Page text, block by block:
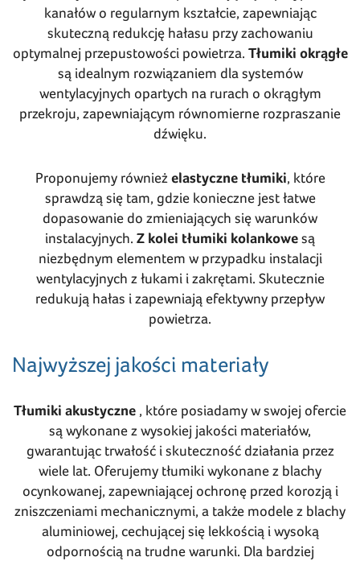
kanałów o regularnym kształcie, zapewniając
skuteczną redukcję hałasu przy zachowaniu
optymalnej przepustowości powietrza. Tłumiki okrągłe
są idealnym rozwiązaniem dla systemów
wentylacyjnych opartych na rurach o okrągłym
przekroju, zapewniającym równomierne rozpraszanie
dźwięku.
Proponujemy również elastyczne tłumiki, które
sprawdzą się tam, gdzie konieczne jest łatwe
dopasowanie do zmieniających się warunków
instalacyjnych. Z kolei tłumiki kolankowesą
niezbędnym elementem w przypadku instalacji
wentylacyjnych z łukami i zakrętami. Skutecznie
redukują hałas i zapewniają efektywny przepływ
powietrza.
Najwyższej jakości materiały
Tłumiki akustyczne , które posiadamy w swojej ofercie
są wykonane z wysokiej jakości materiałów,
gwarantując trwałość i skuteczność działania przez
wiele lat. Oferujemy tłumiki wykonane z blachy
ocynkowanej, zapewniającej ochronę przed korozją i
zniszczeniami mechanicznymi, a także modele z blachy
aluminiowej, cechującej się lekkością i wysoką
odpornością na trudne warunki. Dla bardziej